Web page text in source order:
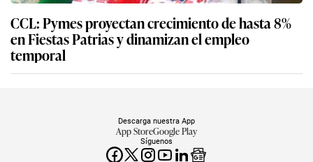
CCL: Pymes proyectan crecimiento de hasta 8%
en Fiestas Patrias y dinamizan el empleo
temporal
Síguenos
Descarga nuestra App
App StoreGoogle Play